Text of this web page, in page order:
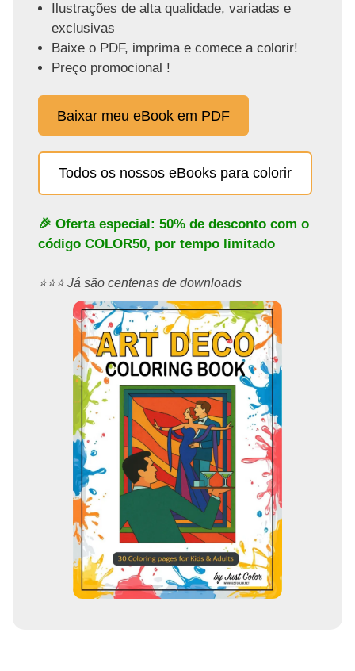
Ilustrações de alta qualidade, variadas e
exclusivas
Baixe o PDF, imprima e comece a colorir!
Preço promocional !
Baixar meu eBook em PDF
Todos os nossos eBooks para colorir
🎉 Oferta especial: 50% de desconto com o
código COLOR50, por tempo limitado
⭐️⭐️⭐️ Já são centenas de downloads